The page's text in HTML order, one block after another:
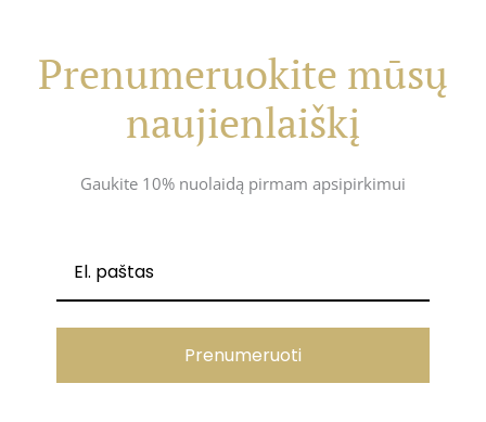
Prenumeruokite mūsų
naujienlaiškį
Gaukite 10% nuolaidą pirmam apsipirkimui
Prenumeruoti